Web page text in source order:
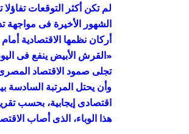
لم تكن أكثر التوقعات
الشهور الأخيرة فى
أركان نظمها الاقتصادية
«القرش الأبيض ينفع فى
اقتصادى إيجابية، بحسب
هذا الوباء، الذى أصاب
جهاز مستقبل
الدول كيانات